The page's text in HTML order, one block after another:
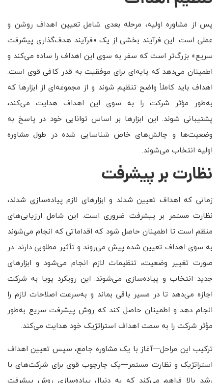
پس از مشاوره اولیه، مرحله بعدی شامل تعیین اهداف روشن و
عملی است. این فرآیند بخشی از یک «فرآیند هدف‌گذاری پیشرفت
سریع» بزرگ‌تر است که سفر به سوی این اهداف را ساده می‌کند و
اطمینان می‌دهد که پایه‌ای برای موفقیت به قدر کافی قوی است.
اهداف باید کاملاً واضح تنظیم شوند و از مجموعه‌ای از ابزارها که
به‌طور مؤثر شرکت را به سوی این اهداف هدایت می‌کند،
پشتیبانی شوند. این ابزارها بر اساس توانایی خود در پاسخ به
وضعیت‌ها و چالش‌های خاص شناسایی شده در طول مشاوره
اولیه انتخاب می‌شوند.
نظارت بر پیشرفت
زمانی که اهداف تعیین شدند و ابزارهای لازم پیاده‌سازی شدند،
نظارت مستمر بر پیشرفت ضروری است. این شامل ارزیابی‌های
منظم است تا اطمینان حاصل شود که اقداماتی که انجام می‌شوند
به سوی اهداف تعیین شده پیش می‌روند و تأثیر مطلوبی دارند. در
صورت تغییر وضعیت، تنظیمات لازم انجام می‌شود و ابزارهای
جدید انتخاب و پیاده‌سازی می‌شوند. این رویکرد پویا به شرکت
اجازه می‌دهد تا در مسیر باقی بماند و به‌سرعت اصلاحات لازم را
انجام دهد و اطمینان حاصل کند که روش پیشرفت سریع به‌طور
مؤثر شرکت را به سمت اهداف استراتژیک خود هدایت می‌کند.
ترکیب این مراحل—آغاز با یک مشاوره جامع، سپس تعیین اهداف
استراتژیک و نظارت مستمر—یک چارچوب قوی برای شرکت‌های با
رشد بالا فراهم می‌کند که به دنبال پیاده‌سازی روش پیشرفت